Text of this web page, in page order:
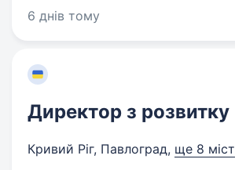
6 днів тому
Директор з розвитку
Кривий Ріг, Павлоград, ще 8 міст